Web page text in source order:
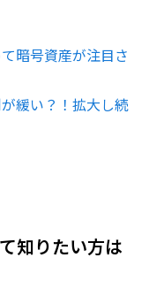
暗号資産が注目さ
緩い？！拡大し続
知りたい方は